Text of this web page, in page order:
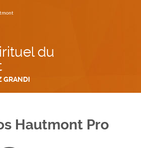
du
GRANDI
Hautmont Pro